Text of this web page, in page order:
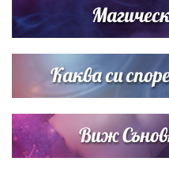
Дъщерята на Тодор
Братя Аргирови я
Каква си
Виж